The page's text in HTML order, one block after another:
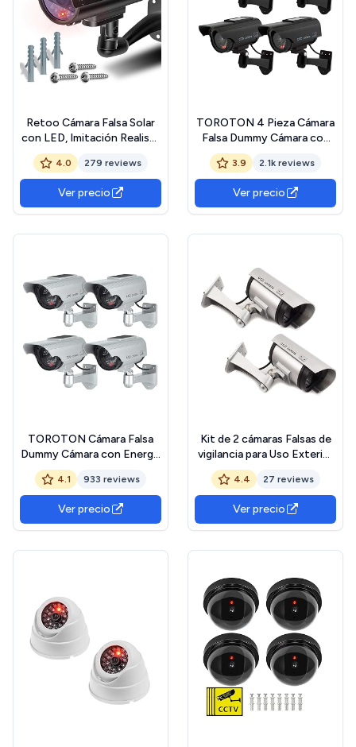
Retoo Cámara Falsa Solar
con LED, Imitación Realista
de CCTV, Resistente al
Clima, Instalación Fácil en
Interior y Exterior
4.0 279 reviews
Ver precio
TOROTON 4 Pieza Cámara
Falsa Dummy Cámara con
Energía Solar de Seguridad
LED Parpadeante Sistema
de Vigilancia Cámara
Simulada CCTV, para Uso en
Interiores o Exteriores
3.9 2.1k reviews
Ver precio
TOROTON Cámara Falsa
Dummy Cámara con Energía
Solar de Seguridad LED
Parpadeante Sistema de
Vigilancia Cámara Simulada,
para Uso en Interiores o
Exteriores, 4 Pieza Plata
4.1 933 reviews
Ver precio
Kit de 2 cámaras Falsas de
vigilancia para Uso Exterior
ficticias con LED Rojo
Intermitente diseño
Profesional
4.4 27 reviews
Ver precio